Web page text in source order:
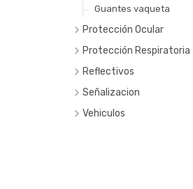
Guantes vaqueta
Protección Ocular
Antiparras
Faciales
Lentes
Protección Respiratoria
Cartuchos y filtros
Protección Descartable
Protección Reutilizable
Reflectivos
Señalizacion
Vehiculos